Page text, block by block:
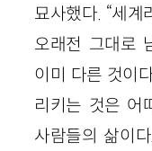
묘사했다. “세
오래전 그대로
이미 다른 것이
리키는 것은 어
사람들의 삶이